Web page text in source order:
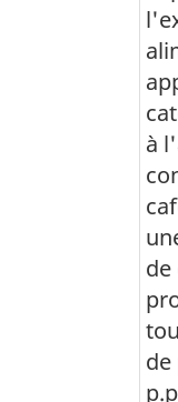
à
de
de